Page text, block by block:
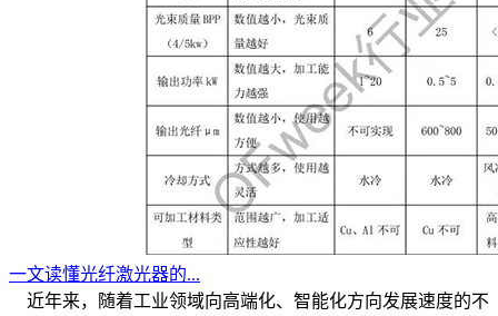
一文读懂光纤激光器的...
近年来，随着工业领域向高端化、智能化方向发展速度的不